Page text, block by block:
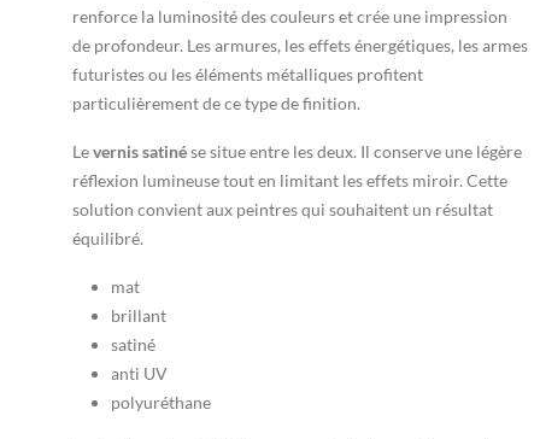
renforce la luminosité des couleurs et crée une impression
de profondeur. Les armures, les effets énergétiques, les armes
futuristes ou les éléments métalliques profitent
particulièrement de ce type de finition.
Levernis satinése situe entre les deux. Il conserve une légère
réflexion lumineuse tout en limitant les effets miroir. Cette
solution convient aux peintres qui souhaitent un résultat
équilibré.
mat
brillant
satiné
anti UV
polyuréthane